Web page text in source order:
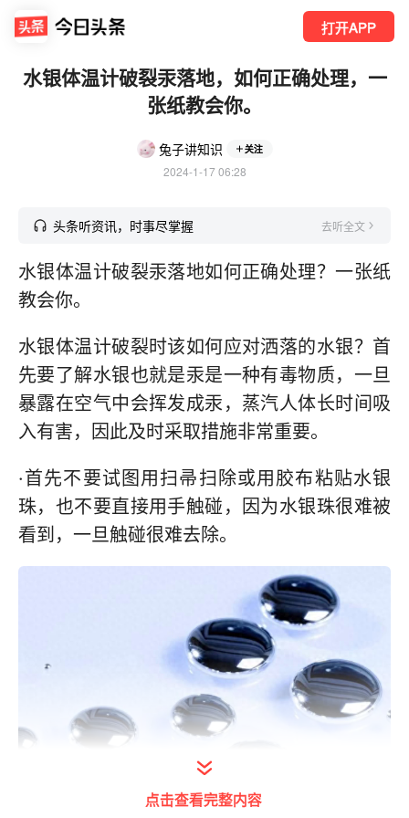
打开APP
水银体温计破裂汞落地，如何正确处理，一
张纸教会你。
兔子讲知识 关注
2024-1-17 06:28
头条听资讯，时事尽掌握 去听全文
水银体温计破裂汞落地如何正确处理？一张纸
教会你。
水银体温计破裂时该如何应对洒落的水银？首
先要了解水银也就是汞是一种有毒物质，一旦
暴露在空气中会挥发成汞，蒸汽人体长时间吸
入有害，因此及时采取措施非常重要。
·首先不要试图用扫帚扫除或用胶布粘贴水银
珠，也不要直接用手触碰，因为水银珠很难被
看到，一旦触碰很难去除。
打开今日头条查看图片详情
点击查看完整内容